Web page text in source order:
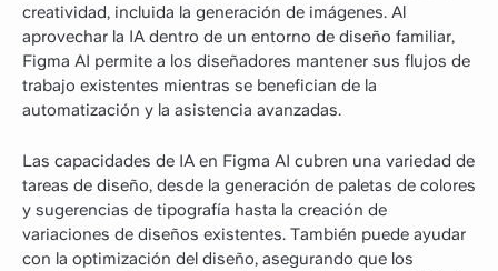
creatividad, incluida la generación de imágenes. Al
aprovechar la IA dentro de un entorno de diseño familiar,
Figma AI permite a los diseñadores mantener sus flujos de
trabajo existentes mientras se benefician de la
automatización y la asistencia avanzadas.
Las capacidades de IA en Figma AI cubren una variedad de
tareas de diseño, desde la generación de paletas de colores
y sugerencias de tipografía hasta la creación de
variaciones de diseños existentes. También puede ayudar
con la optimización del diseño, asegurando que los